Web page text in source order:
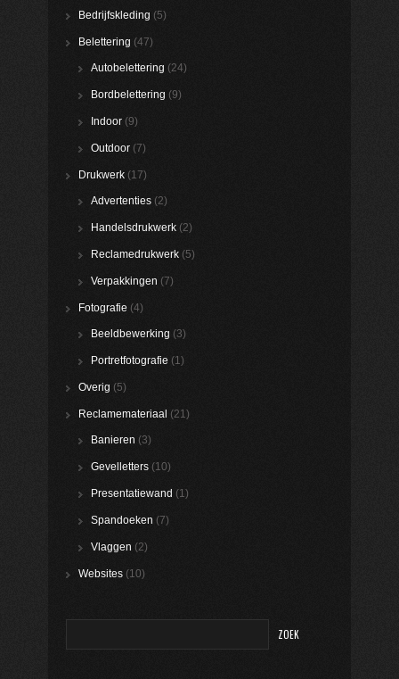
Bedrijfskleding (5)
Belettering (47)
Autobelettering (24)
Bordbelettering (9)
Indoor (9)
Outdoor (7)
Drukwerk (17)
Advertenties (2)
Handelsdrukwerk (2)
Reclamedrukwerk (5)
Verpakkingen (7)
Fotografie (4)
Beeldbewerking (3)
Portretfotografie (1)
Overig (5)
Reclamemateriaal (21)
Banieren (3)
Gevelletters (10)
Presentatiewand (1)
Spandoeken (7)
Vlaggen (2)
Websites (10)